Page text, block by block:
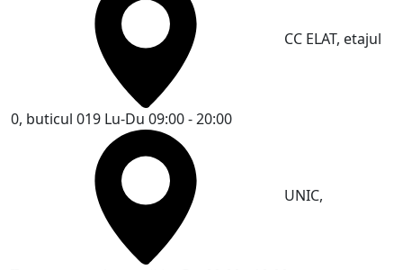
CC ELAT, etajul
0, buticul 019 Lu-Du 09:00 - 20:00
UNIC,